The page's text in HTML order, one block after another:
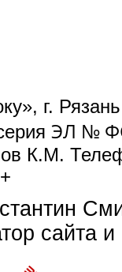
г.
ЭЛ №
К.М.
mail)
сайта